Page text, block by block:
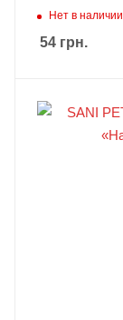
Нет в наличии
54 грн.